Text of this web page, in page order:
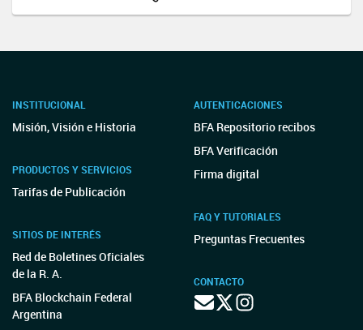
INSTITUCIONAL
Misión, Visión e Historia
PRODUCTOS Y SERVICIOS
Tarifas de Publicación
SITIOS DE INTERÉS
Red de Boletines Oficiales
de la R. A.
BFA Blockchain Federal
Argentina
AUTENTICACIONES
BFA Repositorio recibos
BFA Verificación
Firma digital
FAQ Y TUTORIALES
Preguntas Frecuentes
CONTACTO